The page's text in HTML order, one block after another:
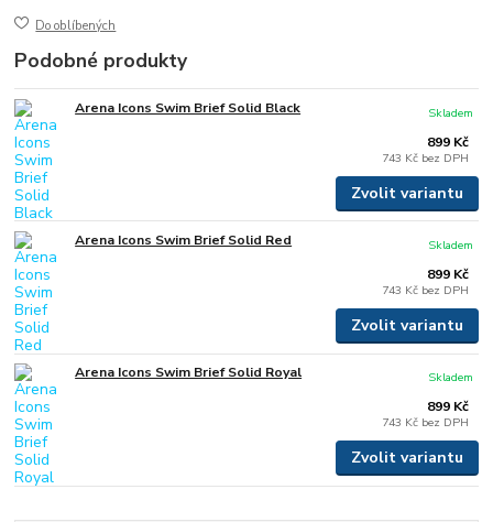
Do oblíbených
Podobné produkty
Arena Icons Swim Brief Solid Black
899 Kč
743 Kč bez DPH
Skladem
Zvolit variantu
Arena Icons Swim Brief Solid Red
899 Kč
743 Kč bez DPH
Skladem
Zvolit variantu
Arena Icons Swim Brief Solid Royal
899 Kč
743 Kč bez DPH
Skladem
Zvolit variantu